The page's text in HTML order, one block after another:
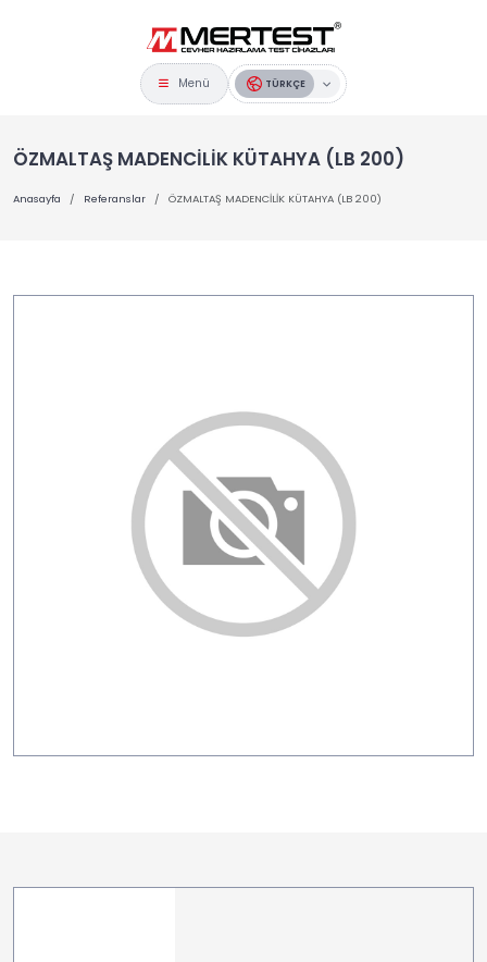
Menü TÜRKÇE
ÖZMALTAŞ MADENCİLİK KÜTAHYA (LB 200)
Anasayfa Referanslar ÖZMALTAŞ MADENCİLİK KÜTAHYA (LB 200)